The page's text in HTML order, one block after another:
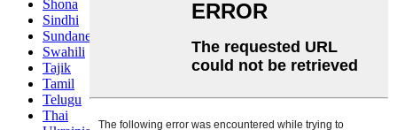
Shona
Sindhi
Sundanese
Swahili
Tajik
Tamil
Telugu
Thai